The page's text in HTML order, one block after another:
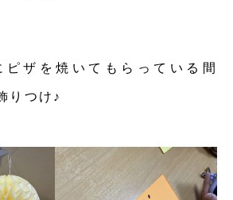
ピザを焼いてもらっている間
りつけ♪